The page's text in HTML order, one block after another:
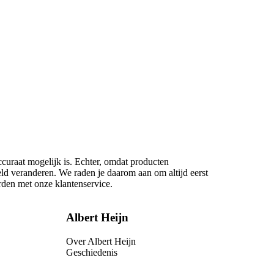
mogelijk is. Echter, omdat producten
veranderen. We raden je daarom aan om altijd eerst
met onze klantenservice.
Albert Heijn
Over Albert Heijn
Geschiedenis